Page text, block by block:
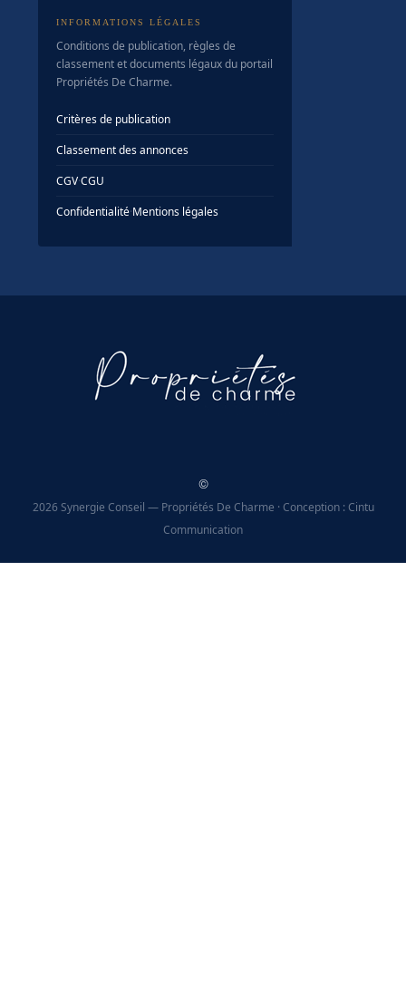
INFORMATIONS LÉGALES
Conditions de publication, règles de
classement et documents légaux du portail
Propriétés De Charme.
Critères de publication
Classement des annonces
CGV·CGU
Confidentialité·Mentions légales
©
2026 Synergie Conseil — Propriétés De Charme · Conception : Cintu
Communication